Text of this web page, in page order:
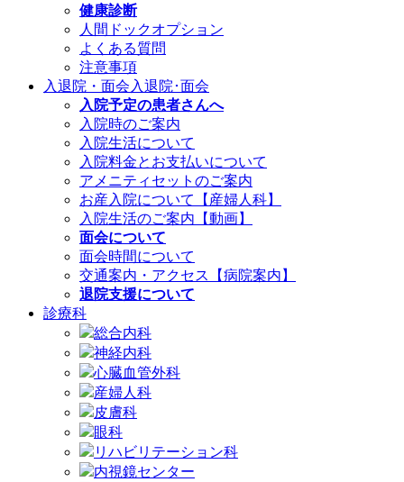
健康診断
人間ドックオプション
よくある質問
注意事項
入退院・面会 入退院･面会
入院予定の患者さんへ
入院時のご案内
入院生活について
入院料金とお支払いについて
アメニティセットのご案内
お産入院について【産婦人科】
入院生活のご案内【動画】
面会について
面会時間について
交通案内・アクセス【病院案内】
退院支援について
診療科
総合内科
神経内科
心臓血管外科
産婦人科
皮膚科
眼科
リハビリテーション科
内視鏡センター